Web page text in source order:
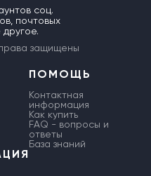
соц.
почтовых
защищены
ПОМОЩЬ
Контактная
информация
Как купить
FAQ - вопросы и
ответы
База знаний